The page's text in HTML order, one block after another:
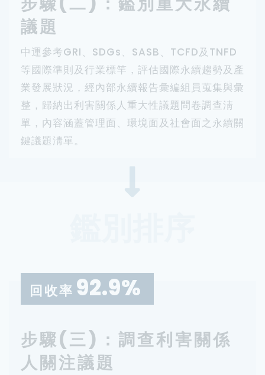
議題
中運參考GRI、SDGs、SASB、TCFD及TNFD
等國際準則及行業標竿，評估國際永續趨勢及產
業發展狀況，經內部永續報告彙編組員蒐集與彙
整，歸納出利害關係人重大性議題問卷調查淸
單，內容涵蓋管理面、環境面及社會面之永續關
鍵議題淸單。
回收率 92.9%
步驟(三)：調查利害關係
人關注議題